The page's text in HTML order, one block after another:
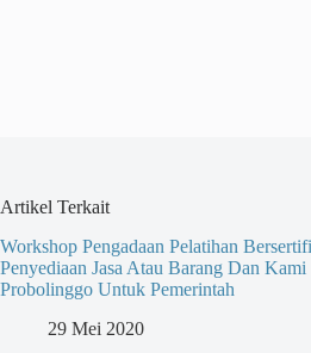
Artikel Terkait
Workshop Pengadaan Pelatihan
Penyediaan Jasa Atau Barang Dan
Probolinggo Untuk Pemerintah
29 Mei 2020